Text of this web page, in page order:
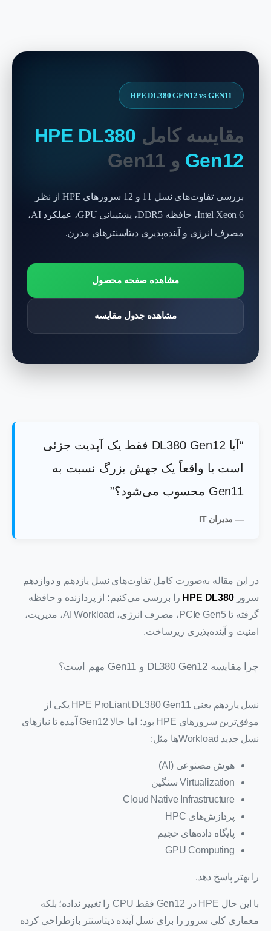
HPE DL380 GEN12 vs GEN11
مقایسه کامل HPE DL380
Gen12 و Gen11
بررسی تفاوت‌های نسل 11 و 12 سرورهای HPE از نظر
Intel Xeon 6، حافظه DDR5، پشتیبانی GPU، عملکرد AI،
مصرف انرژی و آینده‌پذیری دیتاسنترهای مدرن.
مشاهده صفحه محصول
مشاهده جدول مقایسه
“آیا DL380 Gen12 فقط یک آپدیت جزئی
است یا واقعاً یک جهش بزرگ نسبت به
Gen11 محسوب می‌شود؟”
— مدیران IT
در این مقاله به‌صورت کامل تفاوت‌های نسل یازدهم و دوازدهم
سرورHPE DL380 را بررسی می‌کنیم؛ از پردازنده و حافظه
گرفته تا PCIe Gen5، مصرف انرژی، AI Workload، مدیریت،
امنیت و آینده‌پذیری زیرساخت.
چرا مقایسه DL380 Gen12 و Gen11 مهم است؟
نسل یازدهم یعنی HPE ProLiant DL380 Gen11 یکی از
موفق‌ترین سرورهای HPE بود؛ اما حالا Gen12 آمده تا نیازهای
نسل جدید Workloadها مثل:
هوش مصنوعی (AI)
Virtualization سنگین
Cloud Native Infrastructure
پردازش‌های HPC
پایگاه داده‌های حجیم
GPU Computing
را بهتر پاسخ دهد.
با این حال HPE در Gen12 فقط CPU را تغییر نداده؛ بلکه
معماری کلی سرور را برای نسل آینده دیتاسنتر بازطراحی کرده